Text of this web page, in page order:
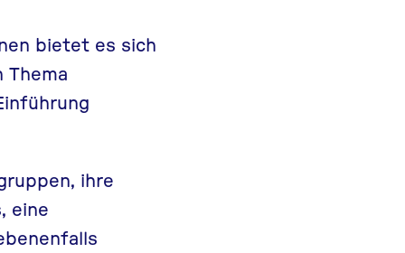
bietet es sich
Thema
ihre
eine